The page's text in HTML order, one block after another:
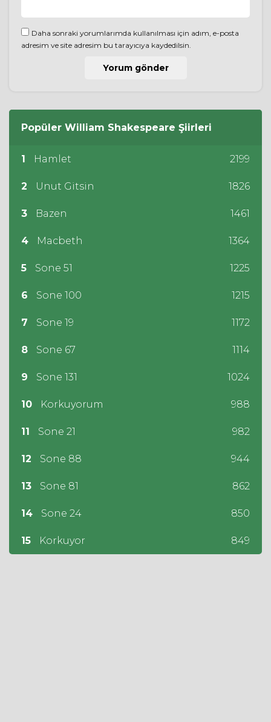
Daha sonraki yorumlarımda kullanılması için adım, e-posta
adresim ve site adresim bu tarayıcıya kaydedilsin.
Popüler William Shakespeare Şiirleri
1 Hamlet 2199
2 Unut Gitsin 1826
3 Bazen 1461
4 Macbeth 1364
5 Sone 51 1225
6 Sone 100 1215
7 Sone 19 1172
8 Sone 67 1114
9 Sone 131 1024
10 Korkuyorum 988
11 Sone 21 982
12 Sone 88 944
13 Sone 81 862
14 Sone 24 850
15 Korkuyor 849